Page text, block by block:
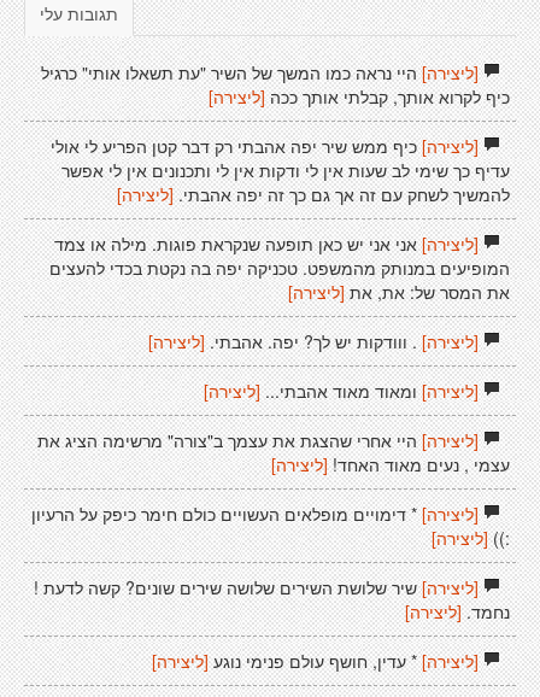
תגובות עלי
[ליצירה]היי נראה כמו המשך של השיר "עת תשאלו אותי" כרגיל
כיף לקרוא אותך, קבלתי אותך ככה [ליצירה]
[ליצירה]כיף ממש שיר יפה אהבתי רק דבר קטן הפריע לי אולי
עדיף כך שימי לב שעות אין לי ודקות אין לי ותכנונים אין לי אפשר
להמשיך לשחק עם זה אך גם כך זה יפה אהבתי. [ליצירה]
[ליצירה]אני אני יש כאן תופעה שנקראת פוגות. מילה או צמד
המופיעים במנותק מהמשפט. טכניקה יפה בה נקטת בכדי להעצים
את המסר של: את, את [ליצירה]
[ליצירה]. ווודקות יש לך? יפה. אהבתי. [ליצירה]
[ליצירה]ומאוד מאוד אהבתי...[ליצירה]
[ליצירה]היי אחרי שהצגת את עצמך ב"צורה" מרשימה הציג את
עצמי , נעים מאוד האחד! [ליצירה]
[ליצירה]* דימויים מופלאים העשויים כולם חימר כיפק על הרעיון
:)) [ליצירה]
[ליצירה]שיר שלושת השירים שלושה שירים שונים? קשה לדעת !
נחמד. [ליצירה]
[ליצירה]* עדין, חושף עולם פנימי נוגע [ליצירה]